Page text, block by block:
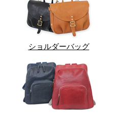
ショルダーバッグ